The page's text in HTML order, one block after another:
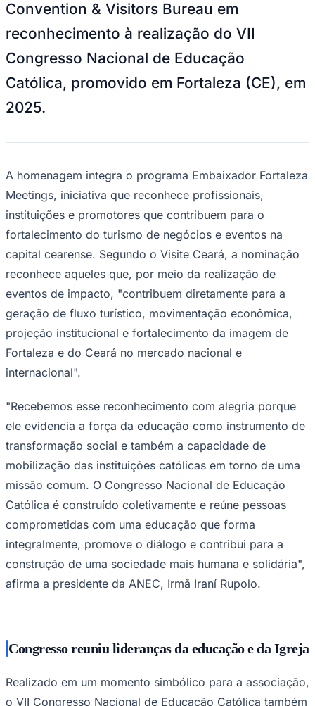
Anuncie no Portal
Verificar EmpresaNovo
Publicidade Legal
NBA
Fórmula 1
MLB
Vôlei
NBB
Competições de Futebol
Brasileirão Série A
Brasileirão Série B
Paulistão
Copa do Brasil
Libertadores
Sul-Americana
Copa América
Champions League
Premier League
La Liga
Bundesliga
Times - Ir direto
Convention & Visitors Bureau em
reconhecimento à realização do VII
Congresso Nacional de Educação
Católica, promovido em Fortaleza (CE), em
2025.
A homenagem integra o programa Embaixador Fortaleza
Meetings, iniciativa que reconhece profissionais,
instituições e promotores que contribuem para o
fortalecimento do turismo de negócios e eventos na
capital cearense. Segundo o Visite Ceará, a nominação
reconhece aqueles que, por meio da realização de
eventos de impacto, "contribuem diretamente para a
geração de fluxo turístico, movimentação econômica,
projeção institucional e fortalecimento da imagem de
Fortaleza e do Ceará no mercado nacional e
internacional".
"Recebemos esse reconhecimento com alegria porque
ele evidencia a força da educação como instrumento de
transformação social e também a capacidade de
mobilização das instituições católicas em torno de uma
missão comum. O Congresso Nacional de Educação
Católica é construído coletivamente e reúne pessoas
comprometidas com uma educação que forma
integralmente, promove o diálogo e contribui para a
construção de uma sociedade mais humana e solidária",
afirma a presidente da ANEC, Irmã Iraní Rupolo.
Congresso reuniu lideranças da educação e da Igreja
Realizado em um momento simbólico para a associação,
o VII Congresso Nacional de Educação Católica também